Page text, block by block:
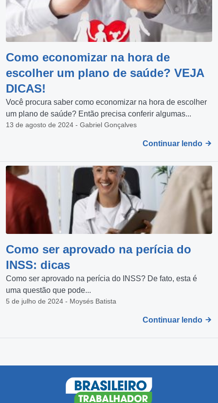
Como economizar na hora de
escolher um plano de saúde? VEJA
DICAS!
Você procura saber como economizar na hora de escolher
um plano de saúde? Então precisa conferir algumas...
13 de agosto de 2024 - Gabriel Gonçalves
Continuar lendo
Como ser aprovado na perícia do
INSS: dicas
Como ser aprovado na perícia do INSS? De fato, esta é
uma questão que pode...
5 de julho de 2024 - Moysés Batista
Continuar lendo